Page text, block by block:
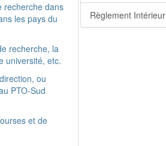
recherche dans
les pays du
recherche, la
université, etc.
ou
PTO-Sud
et de
Règlement Intérieur